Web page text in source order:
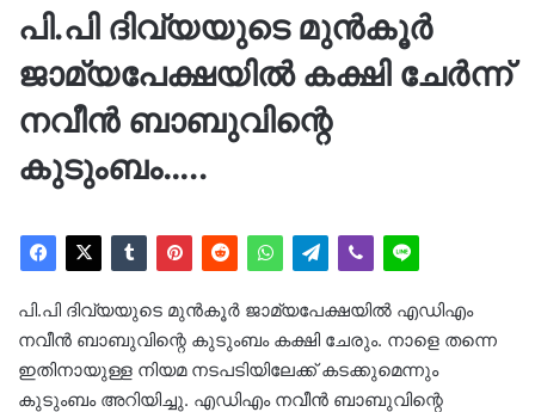
പി.പി ദിവ്യയുടെ മുൻ‌കൂർ
ജാമ്യപേക്ഷയിൽ കക്ഷി ചേർന്ന്
നവീൻ ബാബുവിന്റെ
കുടുംബം…..
പി.പി ദിവ്യയുടെ മുൻ‌കൂർ ജാമ്യപേക്ഷയിൽ എഡിഎം
നവീൻ ബാബുവിന്റെ കുടുംബം കക്ഷി ചേരും. നാളെ തന്നെ
ഇതിനായുള്ള നിയമ നടപടിയിലേക്ക് കടക്കുമെന്നും
കുടുംബം അറിയിച്ചു. എഡിഎം നവീൻ ബാബുവിന്റെ